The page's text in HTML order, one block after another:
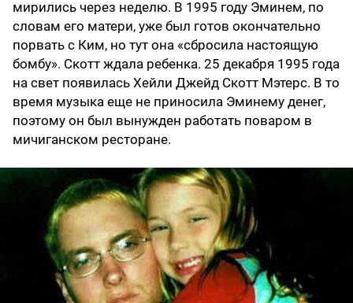
мирились через неделю. В 1995 году Эминем, по
словам его матери, уже был готов окончательно
порвать с Ким, но тут она «сбросила настоящую
бомбу». Скотт ждала ребенка. 25 декабря 1995 года
на свет появилась Хейли Джейд Скотт Мэтерс. В то
время музыка еще не приносила Эминему денег,
поэтому он был вынужден работать поваром в
мичиганском ресторане.